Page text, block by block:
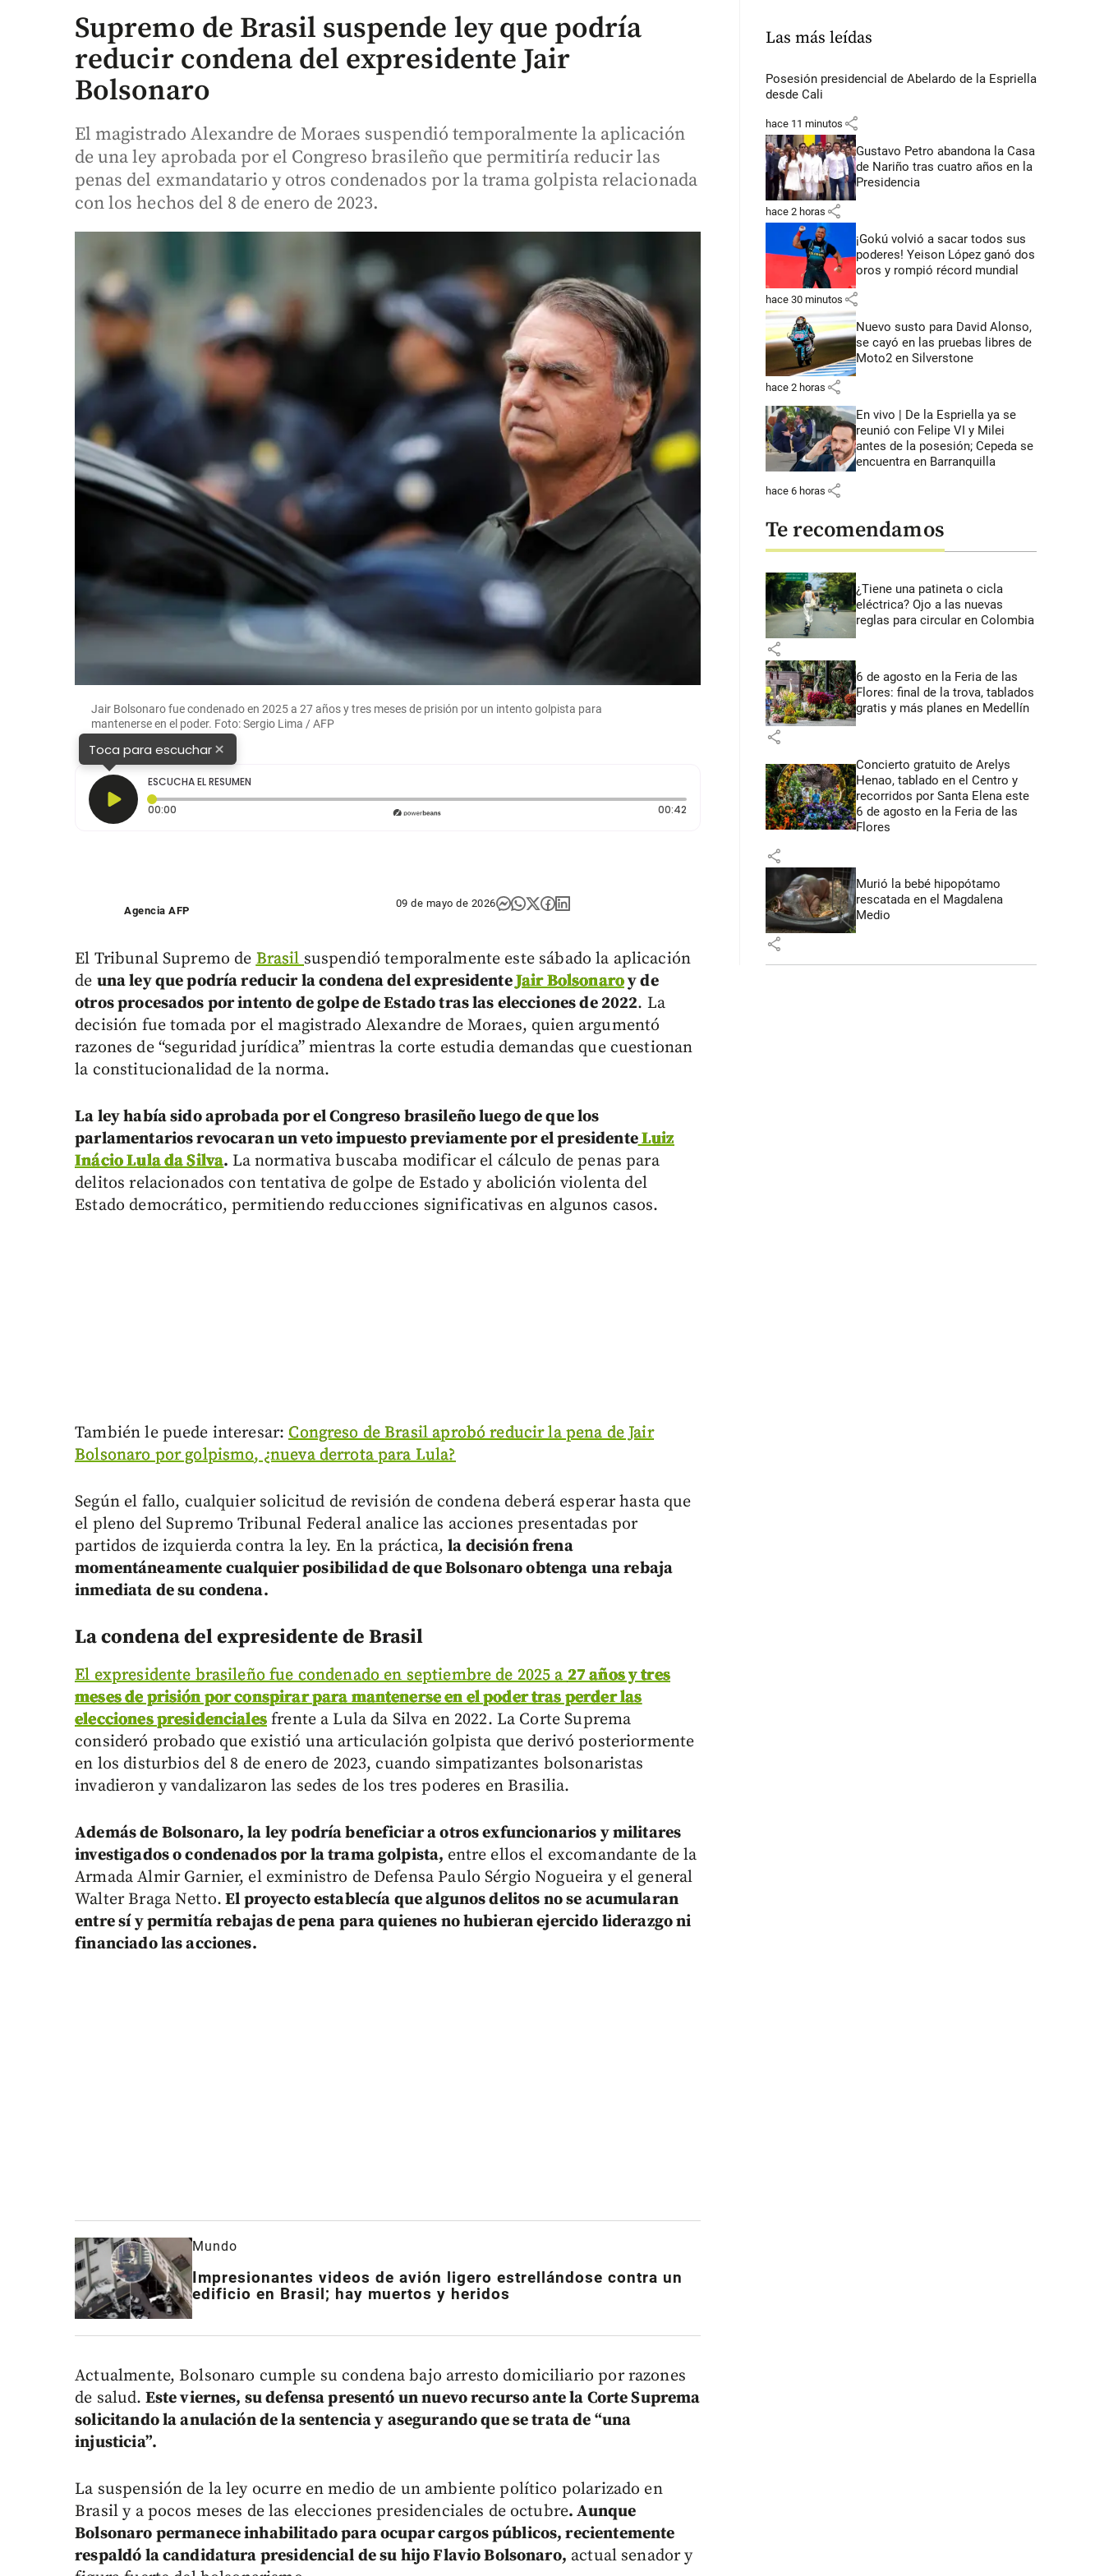
Supremo de Brasil suspende ley que podría
reducir condena del expresidente Jair
Bolsonaro
El magistrado Alexandre de Moraes suspendió temporalmente la aplicación
de una ley aprobada por el Congreso brasileño que permitiría reducir las
penas del exmandatario y otros condenados por la trama golpista relacionada
con los hechos del 8 de enero de 2023.
Jair Bolsonaro fue condenado en 2025 a 27 años y tres meses de prisión por un intento golpista para
mantenerse en el poder. Foto: Sergio Lima / AFP
Toca para escuchar×
ESCUCHA EL RESUMEN
00:00
00:42Duración: 42 segundos
Agencia AFP
09 de mayo de 2026
El Tribunal Supremo deBrasilsuspendió temporalmente este sábado la aplicación
de una ley que podría reducir la condena del expresidenteJair Bolsonaroy de
otros procesados por intento de golpe de Estado tras las elecciones de 2022. La
decisión fue tomada por el magistrado Alexandre de Moraes, quien argumentó
razones de “seguridad jurídica” mientras la corte estudia demandas que cuestionan
la constitucionalidad de la norma.
La ley había sido aprobada por el Congreso brasileño luego de que los
parlamentarios revocaran un veto impuesto previamente por el presidenteLuiz
Inácio Lula da Silva. La normativa buscaba modificar el cálculo de penas para
delitos relacionados con tentativa de golpe de Estado y abolición violenta del
Estado democrático, permitiendo reducciones significativas en algunos casos.
También le puede interesar:Congreso de Brasil aprobó reducir la pena de Jair
Bolsonaro por golpismo, ¿nueva derrota para Lula?
Según el fallo, cualquier solicitud de revisión de condena deberá esperar hasta que
el pleno del Supremo Tribunal Federal analice las acciones presentadas por
partidos de izquierda contra la ley. En la práctica,la decisión frena
momentáneamente cualquier posibilidad de que Bolsonaro obtenga una rebaja
inmediata de su condena.
La condena del expresidente de Brasil
El expresidente brasileño fue condenado en septiembre de 2025 a27 años y tres
meses de prisión por conspirar para mantenerse en el poder tras perder las
elecciones presidencialesfrente a Lula da Silva en 2022. La Corte Suprema
consideró probado que existió una articulación golpista que derivó posteriormente
en los disturbios del 8 de enero de 2023, cuando simpatizantes bolsonaristas
invadieron y vandalizaron las sedes de los tres poderes en Brasilia.
Además de Bolsonaro, la ley podría beneficiar a otros exfuncionarios y militares
investigados o condenados por la trama golpista, entre ellos el excomandante de la
Armada Almir Garnier, el exministro de Defensa Paulo Sérgio Nogueira y el general
Walter Braga Netto. El proyecto establecía que algunos delitos no se acumularan
entre sí y permitía rebajas de pena para quienes no hubieran ejercido liderazgo ni
financiado las acciones.
Mundo
Impresionantes videos de avión ligero estrellándose contra un
edificio en Brasil; hay muertos y heridos
Actualmente, Bolsonaro cumple su condena bajo arresto domiciliario por razones
de salud. Este viernes, su defensa presentó un nuevo recurso ante la Corte Suprema
solicitando la anulación de la sentencia y asegurando que se trata de “una
injusticia”.
La suspensión de la ley ocurre en medio de un ambiente político polarizado en
Brasil y a pocos meses de las elecciones presidenciales de octubre. Aunque
Bolsonaro permanece inhabilitado para ocupar cargos públicos, recientemente
respaldó la candidatura presidencial de su hijo Flavio Bolsonaro, actual senador y
Las más leídas
Posesión presidencial de Abelardo de la Espriella
desde Cali
hace 11 minutos share
Gustavo Petro abandona la Casa
de Nariño tras cuatro años en la
Presidencia
hace 2 horas share
¡Gokú volvió a sacar todos sus
poderes! Yeison López ganó dos
oros y rompió récord mundial
hace 30 minutos share
Nuevo susto para David Alonso,
se cayó en las pruebas libres de
Moto2 en Silverstone
hace 2 horas share
En vivo | De la Espriella ya se
reunió con Felipe VI y Milei
antes de la posesión; Cepeda se
encuentra en Barranquilla
hace 6 horas share
Te recomendamos
¿Tiene una patineta o cicla
eléctrica? Ojo a las nuevas
reglas para circular en Colombia
share
6 de agosto en la Feria de las
Flores: final de la trova, tablados
gratis y más planes en Medellín
share
Concierto gratuito de Arelys
Henao, tablado en el Centro y
recorridos por Santa Elena este
6 de agosto en la Feria de las
Flores
share
Murió la bebé hipopótamo
rescatada en el Magdalena
Medio
share